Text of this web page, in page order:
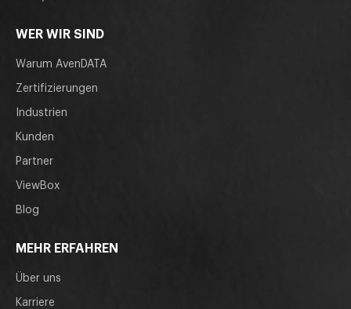
WER WIR SIND
Warum AvenDATA
Zertifizierungen
Industrien
Kunden
Partner
ViewBox
Blog
MEHR ERFAHREN
Über uns
Karriere